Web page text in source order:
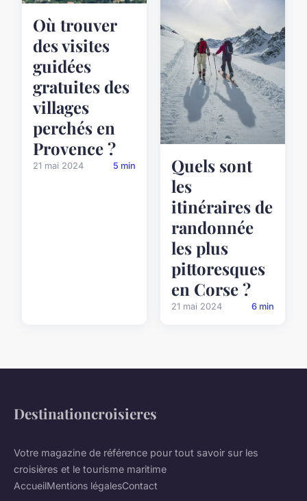
Où trouver
des visites
guidées
gratuites des
villages
perchés en
Provence ?
21 mai 2024 5 min
Quels sont
les
itinéraires de
randonnée
les plus
pittoresques
en Corse ?
21 mai 2024 6 min
Destinationcroisieres
Votre magazine de référence pour tout savoir sur les
croisières et le tourisme maritime
AccueilMentions légalesContact